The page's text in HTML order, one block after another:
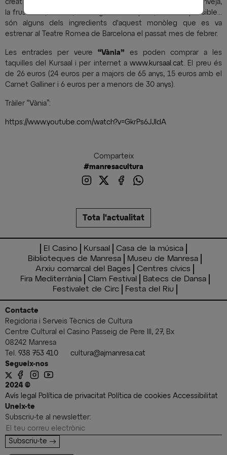
creats per Txèkhov, en un exercici teatral d’alt voltatge. L'enveja,
la frustració, la ràbia, el desig no correspost, l'amor impossible...
són alguns dels ingredients d'aquest monòleg que es va
estrenar al Teatre Romea de Barcelona el passat mes de febrer.
Les entrades per veure“Vània” es poden comprar a les
taquilles del Kursaal i per internet awww.kursaal.cat. El preu és
de 26 euros (24 euros per a majors de 65 anys, 15 euros amb el
Carnet Galliner i 6 euros per a menors de 30 anys).
Tràiler “Vània”:
https://www.youtube.com/watch?v=GkrPs6JJldA
Comparteix
#manresacultura
Tota l'actualitat
El Casino Kursaal
Casa de la música
Biblioteques de Manresa
Museu de Manresa
Arxiu comarcal del Bages
Centres cívics
Fira Mediterrània
Clam Festival
Batecs de Dansa
Festivalet de Circ
Festa del Riu
Contacte
Regidoria i Serveis Tècnics de Cultura
Centre Cultural el Casino Passeig de Pere III, 27, Bx
08242 Manresa
Tel. 938 753 410
cultura@ajmanresa.cat
Segueix-nos
2024 ©
Avís legal
Política de privacitat Política de cookies Accessibilitat
Uneix-te
Subscriu-te al newsletter:
Subscriu-te